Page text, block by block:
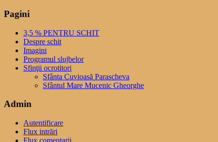
Pagini
3,5 % PENTRU SCHIT
Despre schit
Imagini
Programul slujbelor
Sfinţii ocrotitori
Sfânta Cuvioasă Parascheva
Sfântul Mare Mucenic Gheorghe
Admin
Autentificare
Flux intrări
Flux comentarii